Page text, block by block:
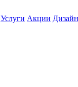
Услуги Акции